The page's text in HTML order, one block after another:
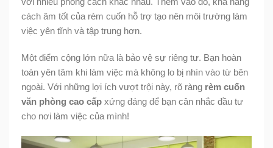
cách âm tốt của rèm cuốn hỗ trợ tạo nên môi trường làm
việc yên tĩnh và tập trung hơn.
Một điểm cộng lớn nữa là bảo vệ sự riêng tư. Bạn hoàn
toàn yên tâm khi làm việc mà không lo bị nhìn vào từ bên
ngoài. Với những lợi ích vượt trội này, rõ ràng rèm cuốn
văn phòng cao cấp xứng đáng để bạn cân nhắc đầu tư
cho nơi làm việc của mình!